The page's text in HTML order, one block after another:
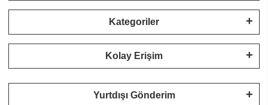
Kategoriler
Kolay Erişim
Yurtdışı Gönderim